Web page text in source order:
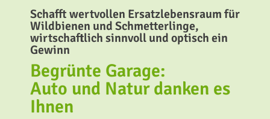
Schafft wertvollen Ersatzlebensraum für
Wildbienen und Schmetterlinge,
wirtschaftlich sinnvoll und optisch ein
Gewinn
Begrünte Garage:
Auto und Natur danken es
Ihnen